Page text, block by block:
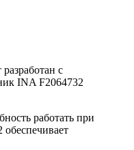
с
INA F2064732
работать при